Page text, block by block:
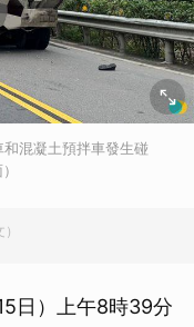
混凝土預拌車發生碰
日）上午8時39分